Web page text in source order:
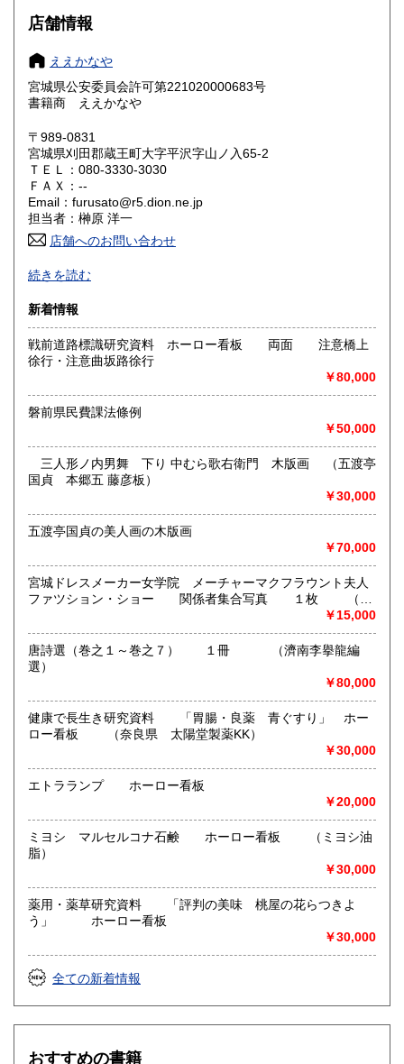
大阪府
奈良県
鳥取県 600円 島根県
岡山県
山口県 600円
香川県
高知県 600円
佐賀県
熊本県 600円 大分県 600円
宮崎県
店舗情報
ええかなや
宮城県公安委員会許可第221020000683号
書籍商 ええかなや
〒989-0831
宮城県刈田郡蔵王町大字平沢字山ノ入65-2
ＴＥＬ：080-3330-3030
ＦＡＸ：--
Email：furusato@r5.dion.ne.jp
担当者：榊原 洋一
店舗へのお問い合わせ
注文・問合せは基本的にはメールのみ。
葉書等での注文・問合せは、不在・外出が多いので、確認が
解ください。公費購入可能。 掲載商品は、催事等に出品す
る場合があります、売切れの場合はご容赦ください。
お客様のほとんどは全国の博物館、教育委員会、図書館、大
沿線名：-
営業時間：無店舗・出張買取・出張販売
定休日：不定休
出張買取専門、問い合わせはメールにて。
地方の出張先の各イベント出店会場、その近辺の長いお付き
の買い取り中心。
美術工芸、古典籍、近代文献、趣味、古書一般（その他）
続きを読む
新着情報
戦前道路標識研究資料 ホーロー看板 両面 注意橋上
徐行・注意曲坂路徐行
￥80,000
磐前県民費課法條例
￥50,000
三人形ノ内男舞 下り 中むら歌右衛門 木版画 （五渡亭
国貞 本郷五 藤彦板）
￥30,000
五渡亭国貞の美人画の木版画
￥70,000
宮城ドレスメーカー女学院 メーチャーマクフラウント夫人
ファツション・ショー 関係者集合写真 １枚 （於
￥15,000
唐詩選（巻之１～巻之７） １冊 （濟南李擧龍編
選）
￥80,000
健康で長生き研究資料 「胃腸・良薬 青ぐすり」 ホー
ロー看板 （奈良県 太陽堂製薬KK）
￥30,000
エトラランプ ホーロー看板
￥20,000
ミヨシ マルセルコナ石鹸 ホーロー看板 （ミヨシ油
脂）
￥30,000
薬用・薬草研究資料 「評判の美味 桃屋の花らつきよ
う」 ホーロー看板
￥30,000
全ての新着情報
おすすめの書籍